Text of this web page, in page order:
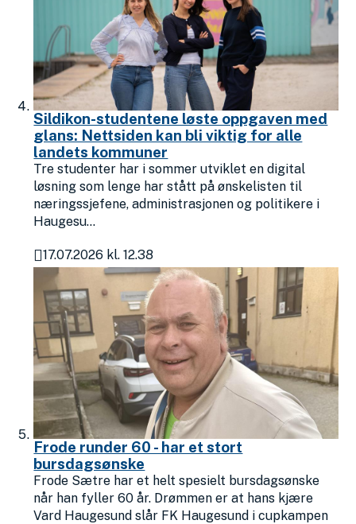
Sildikon-studentene løste oppgaven med
glans: Nettsiden kan bli viktig for alle
landets kommuner
Tre studenter har i sommer utviklet en digital
løsning som lenge har stått på ønskelisten til
næringssjefene, administrasjonen og politikere i
Haugesu...
Publisert
17.07.2026 kl. 12.38
Frode runder 60 - har et stort
bursdagsønske
Frode Sætre har et helt spesielt bursdagsønske
når han fyller 60 år. Drømmen er at hans kjære
Vard Haugesund slår FK Haugesund i cupkampen